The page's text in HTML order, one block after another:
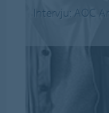
Intervju: AOC